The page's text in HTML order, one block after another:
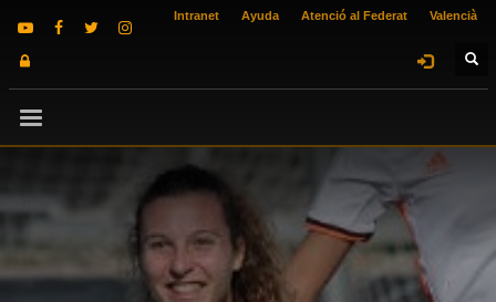
Intranet Ayuda Atenció al Federat Valencià